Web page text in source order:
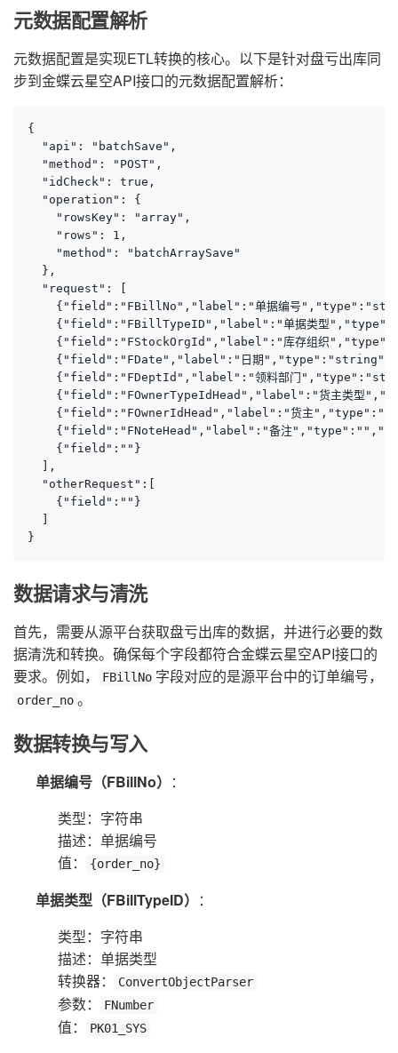
元数据配置解析
元数据配置是实现ETL转换的核心。以下是针对盘亏出库同
步到金蝶云星空API接口的元数据配置解析：
{
  "api": "batchSave",
  "method": "POST",
  "idCheck": true,
  "operation": {
    "rowsKey": "array",
    "rows": 1,
    "method": "batchArraySave"
  },
  "request": [
{"field":"FBillNo","label":"单据编号
{"field":"FBillTypeID","label":"单据类型
{"field":"FStockOrgId","label":"库存组织
{"field":"FDate","label":"日期
{"field":"FDeptId","label":"领料部门
{"field":"FOwnerTypeIdHead","label":"货主类型
{"field":"FOwnerIdHead","label":"货主
{"field":"FNoteHead","label":"备注
    {"field":""}
  ],
  "otherRequest":[
    {"field":""}
  ]
}
数据请求与清洗
首先，需要从源平台获取盘亏出库的数据，并进行必要的数
据清洗和转换。确保每个字段都符合金蝶云星空API接口的
要求。例如，
FBillNo 字段对应的是源平台中的订单编号，
order_no 。
数据转换与写入
单据编号（FBillNo） ：
类型：字符串
描述：单据编号
值：
{order_no}
单据类型（FBillTypeID） ：
类型：字符串
描述：单据类型
转换器：
ConvertObjectParser
参数： FNumber
值： PK01_SYS